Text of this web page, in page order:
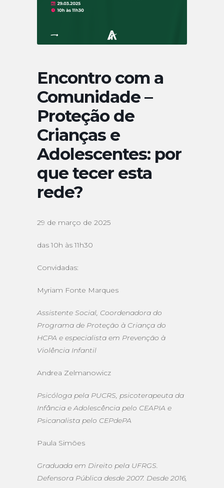
Encontro com a
Comunidade –
Proteção de
Crianças e
Adolescentes: por
que tecer esta
rede?
29 de março de 2025
das 10h às 11h30
Convidadas:
Myriam Fonte Marques
Assistente Social, Coordenadora do
Programa de Proteção à Criança do
HCPA e especialista em Prevenção à
Violência Infantil
Andrea Zelmanowicz
Psicóloga pela PUCRS, psicoterapeuta da
Infância e Adolescência pelo CEAPIA e
Psicanalista pelo CEPdePA
Paula Simões
Graduada em Direito pela UFRGS.
Defensora Pública desde 2007. Desde 2016,